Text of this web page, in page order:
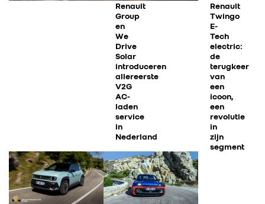
Renault
Group
en
We
Drive
Solar
introduceren
allereerste
V2G
AC-
laden
service
in
Nederland
Renault
Twingo
E-
Tech
electric:
de
terugkeer
van
een
icoon,
een
revolutie
in
zijn
segment